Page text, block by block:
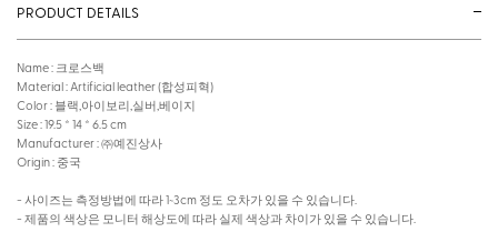
PRODUCT DETAILS
Name : 크로스백
Material : Artificial leather (합성피혁)
Color : 블랙,아이보리,실버,베이지
Size : 19.5 * 14 * 6.5 cm
Manufacturer : ㈜예진상사
Origin : 중국
- 사이즈는 측정방법에 따라 1~3cm 정도 오차가 있을 수 있습니다.
- 제품의 색상은 모니터 해상도에 따라 실제 색상과 차이가 있을 수 있습니다.